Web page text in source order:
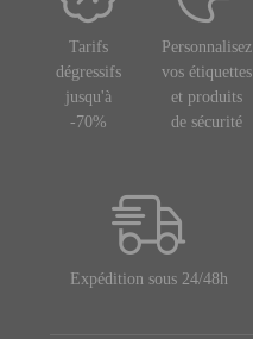
Tarifs
dégressifs
jusqu'à
-70%
Personnalisez
vos étiquettes
et produits
de sécurité
Expédition sous 24/48h